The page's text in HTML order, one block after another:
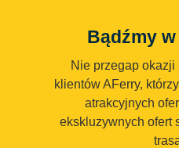
Bądźmy
Nie przegap okazji
klientów AFerry,
atrakcyjnych
ekskluzywnych ofert